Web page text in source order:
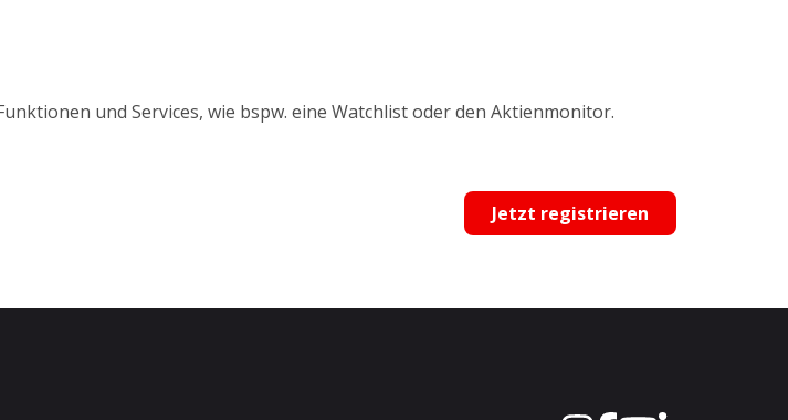
und Services, wie bspw. eine Watchlist oder den Aktienmonitor.
Jetzt registrieren